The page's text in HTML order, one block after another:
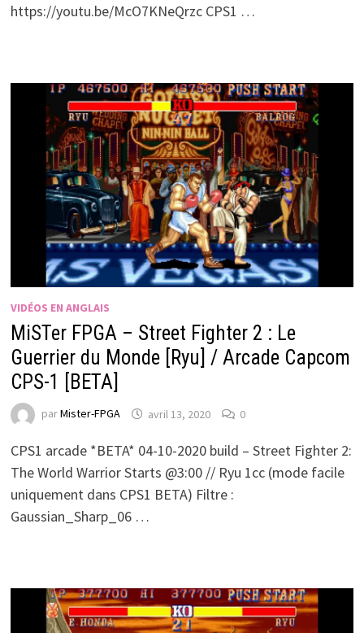
https://youtu.be/McO7KNeQrzc CPS1 …
VIDÉOS EN ANGLAIS
MiSTer FPGA – Street Fighter 2 : Le
Guerrier du Monde [Ryu] / Arcade Capcom
CPS-1 [BETA]
parMister-FPGA avril 13, 2020 0
CPS1 arcade *BETA* 04-10-2020 build – Street Fighter 2:
The World Warrior Starts @3:00 // Ryu 1cc (mode facile
uniquement dans CPS1 BETA) Filtre :
Gaussian_Sharp_06 …